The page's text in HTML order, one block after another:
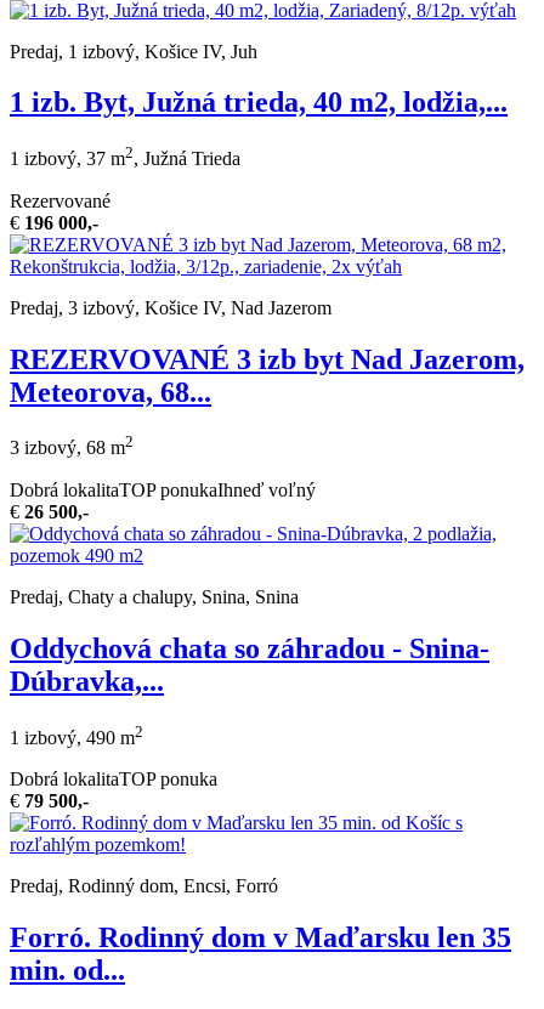
Predaj, 1 izbový, Košice IV, Juh
1 izb. Byt, Južná trieda, 40 m2, lodžia,...
1 izbový, 37 m2, Južná Trieda
Rezervované
€ 196 000,-
Predaj, 3 izbový, Košice IV, Nad Jazerom
REZERVOVANÉ 3 izb byt Nad Jazerom,
Meteorova, 68...
3 izbový, 68 m2
Dobrá lokalitaTOP ponukaIhneď voľný
€ 26 500,-
Predaj, Chaty a chalupy, Snina, Snina
Oddychová chata so záhradou - Snina-
Dúbravka,...
1 izbový, 490 m2
Dobrá lokalitaTOP ponuka
€ 79 500,-
Predaj, Rodinný dom, Encsi, Forró
Forró. Rodinný dom v Maďarsku len 35
min. od...